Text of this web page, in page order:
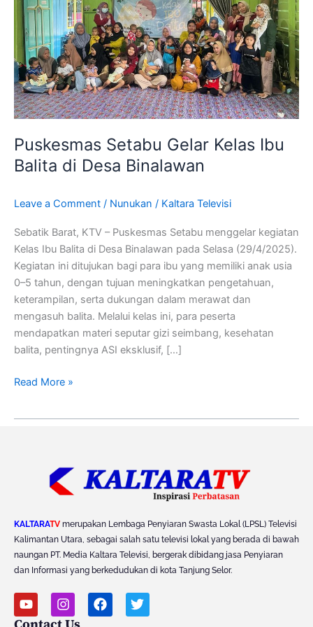
Puskesmas Setabu Gelar Kelas Ibu
Balita di Desa Binalawan
Leave a Comment / Nunukan / Kaltara Televisi
Sebatik Barat, KTV – Puskesmas Setabu menggelar kegiatan
Kelas Ibu Balita di Desa Binalawan pada Selasa (29/4/2025).
Kegiatan ini ditujukan bagi para ibu yang memiliki anak usia
0–5 tahun, dengan tujuan meningkatkan pengetahuan,
keterampilan, serta dukungan dalam merawat dan
mengasuh balita. Melalui kelas ini, para peserta
mendapatkan materi seputar gizi seimbang, kesehatan
balita, pentingnya ASI eksklusif, […]
Desa
Binalawan
Read More »
KALTARATV merupakan Lembaga Penyiaran Swasta Lokal (LPSL) Televisi
Kalimantan Utara, sebagai salah satu televisi lokal yang berada di bawah
naungan PT. Media Kaltara Televisi, bergerak dibidang jasa Penyiaran
dan Informasi yang berkedudukan di kota Tanjung Selor.
Y
o
I
n
F
a
T
w